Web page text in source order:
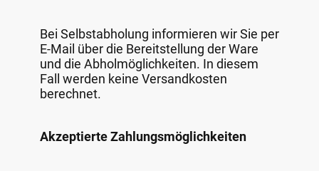
Bei Selbstabholung informieren wir Sie per
E-Mail über die Bereitstellung der Ware
und die Abholmöglichkeiten. In diesem
Fall werden keine Versandkosten
berechnet.
Akzeptierte Zahlungsmöglichkeiten